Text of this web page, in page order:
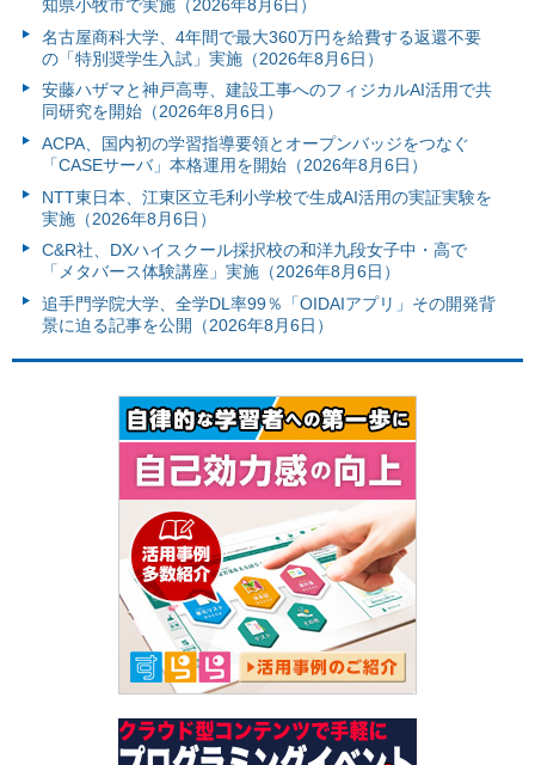
知県小牧市で実施（2026年8月6日）
名古屋商科大学、4年間で最大360万円を給費する返還不要
の「特別奨学生入試」実施（2026年8月6日）
安藤ハザマと神戸高専、建設工事へのフィジカルAI活用で共
同研究を開始（2026年8月6日）
ACPA、国内初の学習指導要領とオープンバッジをつなぐ
「CASEサーバ」本格運用を開始（2026年8月6日）
NTT東日本、江東区立毛利小学校で生成AI活用の実証実験を
実施（2026年8月6日）
C&R社、DXハイスクール採択校の和洋九段女子中・高で
「メタバース体験講座」実施（2026年8月6日）
追手門学院大学、全学DL率99％「OIDAIアプリ」その開発背
景に迫る記事を公開（2026年8月6日）